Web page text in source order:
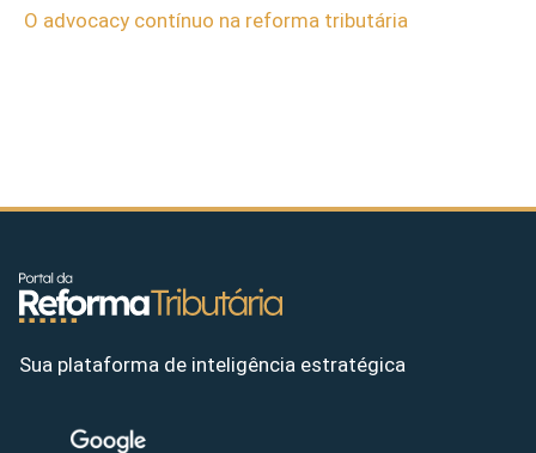
O advocacy contínuo na reforma tributária
Sua plataforma de inteligência estratégica